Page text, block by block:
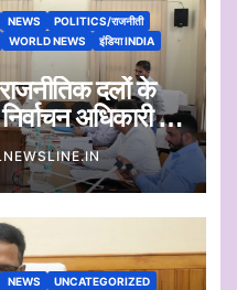
NEWS
POLITICS/राजनीती
WORLD NEWS
इंडिया INDIA
दलों के
अधिकारी ने
NEWS
UNCATEGORIZED